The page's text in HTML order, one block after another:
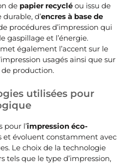
de papier recyclé ou issu de
d’encres à base de
procédures d’impression qui
gaspillage et l’énergie.
également l’accent sur le
usagés ainsi que sur
production.
utilisées pour
pour l’impression éco-
et évoluent constamment avec
Le choix de la technologie
tels que le type d’impression,